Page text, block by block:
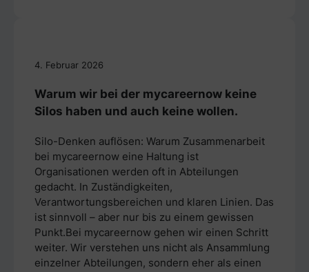
4. Februar 2026
Warum wir bei der mycareernow keine
Silos haben und auch keine wollen.
Silo-Denken auflösen: Warum Zusammenarbeit
bei mycareernow eine Haltung ist
Organisationen werden oft in Abteilungen
gedacht. In Zuständigkeiten,
Verantwortungsbereichen und klaren Linien. Das
ist sinnvoll – aber nur bis zu einem gewissen
Punkt.Bei mycareernow gehen wir einen Schritt
weiter. Wir verstehen uns nicht als Ansammlung
einzelner Abteilungen, sondern eher als einen